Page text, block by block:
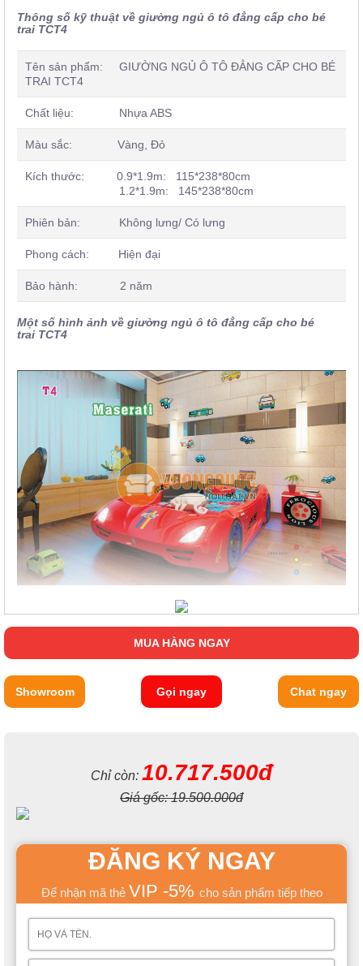
Thông số kỹ thuật về giường ngủ ô tô đẳng cấp cho bé
trai TCT4
Tên sản phẩm: GIƯỜNG NGỦ Ô TÔ ĐẲNG CẤP CHO BÉ
TRAI TCT4
Chất liệu: Nhựa ABS
Màu sắc: Vàng, Đỏ
Kích thước: 0.9*1.9m: 115*238*80cm
1.2*1.9m: 145*238*80cm
Phiên bản: Không lưng/ Có lưng
Phong cách: Hiện đại
Bảo hành: 2 năm
Một số hình ảnh về giường ngủ ô tô đẳng cấp cho bé
trai TCT4
MUA HÀNG NGAY
Showroom Gọi ngay Chat ngay
Chỉ còn: 10.717.500đ
Giá gốc:19.500.000đ
ĐĂNG KÝ NGAY
Để nhận mã thẻ VIP -5% cho sản phẩm tiếp theo